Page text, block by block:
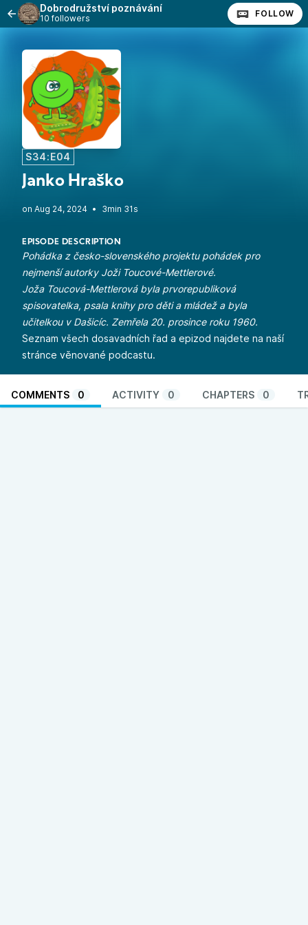
Dobrodružství poznávání
10 followers FOLLOW
S34:E04
Janko Hraško
• 3min 31s
EPISODE DESCRIPTION
Pohádka z česko-slovenského projektu pohádek pro
nejmenší autorky Joži Toucové-Mettlerové.
Joža Toucová-Mettlerová byla prvorepubliková
spisovatelka, psala knihy pro děti a mládež a byla
učitelkou v Dašicíc. Zemřela 20. prosince roku 1960.
Seznam všech dosavadních řad a epizod najdete na naší
stránce věnované podcastu.
COMMENTS 0 ACTIVITY 0 CHAPTERS 0